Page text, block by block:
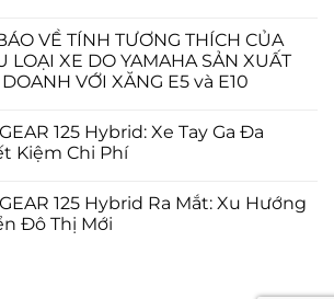
VỀ TÍNH TƯƠNG THÍCH CỦA
LOẠI XE DO YAMAHA SẢN XUẤT
VỚI XĂNG E5 và E10
125 Hybrid: Xe Tay Ga Đa
Kiệm Chi Phí
125 Hybrid Ra Mắt: Xu Hướng
Đô Thị Mới